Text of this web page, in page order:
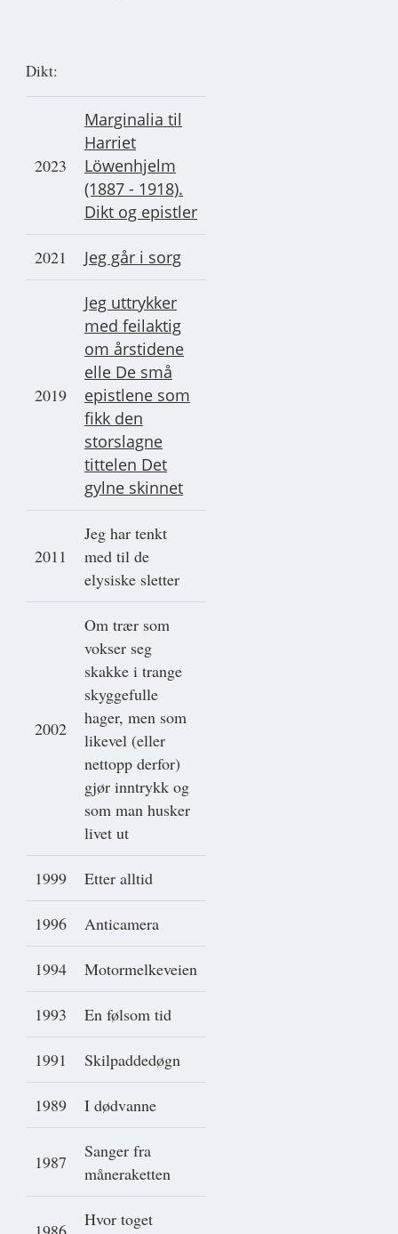
Dikt:
2023
Marginalia til
Harriet
Löwenhjelm
(1887 - 1918).
Dikt og epistler
2021 Jeg går i sorg
2019
Jeg uttrykker
med feilaktig
om årstidene
elle De små
epistlene som
fikk den
storslagne
tittelen Det
gylne skinnet
2011
Jeg har tenkt
med til de
elysiske sletter
2002
Om trær som
vokser seg
skakke i trange
skyggefulle
hager, men som
likevel (eller
nettopp derfor)
gjør inntrykk og
som man husker
livet ut
1999 Etter alltid
1996 Anticamera
1994 Motormelkeveien
1993 En følsom tid
1991 Skilpaddedøgn
1989 I dødvanne
1987
Sanger fra
måneraketten
Hvor toget